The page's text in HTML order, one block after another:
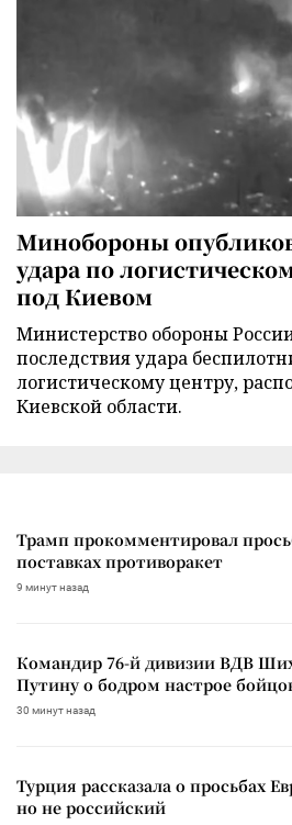
Минобороны
удара по
под Киевом
Министерство обороны
последствия удара
логистическому центру,
Киевской области.
Трамп прокомментировал
поставках противоракет
9 минут назад
Командир 76-й дивизии ВДВ
Путину о бодром настрое
30 минут назад
Турция рассказала о просьбах
но не российский